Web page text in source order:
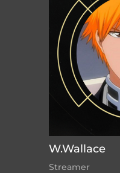
W.Wallace
Streamer